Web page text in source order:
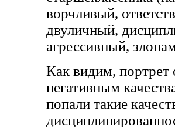
ворчливый,
двуличный,
агрессивный,
Как видим, портрет
негативным
попали такие